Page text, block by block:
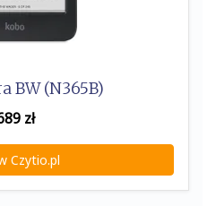
BW (N365B)
zł
Czytio.pl